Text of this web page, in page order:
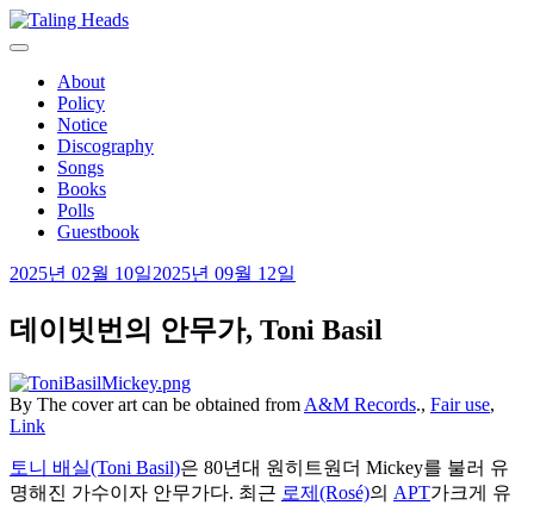
Skip
to
About
Policy
Notice
Discography
Songs
Books
Polls
Guestbook
2025년 02월 10일2025년 09월 12일
데이빗번의 안무가, Toni Basil
By The cover art can be obtained from A&M Records., Fair use,
Link
토니 배실(Toni Basil)은 80년대 원히트원더 Mickey를 불러 유
명해진 가수이자 안무가다. 최근 로제(Rosé)의 APT가크게 유